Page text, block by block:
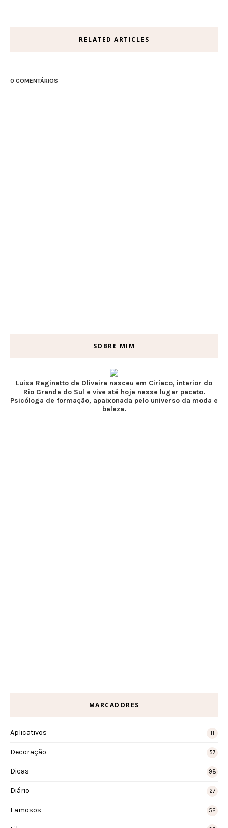
RELATED ARTICLES
0 COMENTÁRIOS
SOBRE MIM
Luisa Reginatto de Oliveira nasceu em Ciríaco, interior do
Rio Grande do Sul e vive até hoje nesse lugar pacato.
Psicóloga de formação, apaixonada pelo universo da moda e
beleza.
MARCADORES
Aplicativos 11
Decoração 57
Dicas 98
Diário 27
Famosos 52